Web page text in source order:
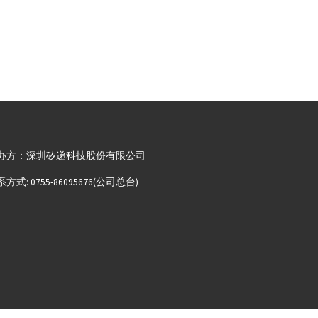
方：深圳矽递科技股份有限公司
方式: 0755-86095676(公司总台)